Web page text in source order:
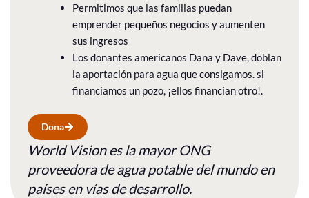
Permitimos que las familias puedan
emprender pequeños negocios y aumenten
sus ingresos
Los donantes americanos Dana y Dave, doblan
la aportación para agua que consigamos. si
financiamos un pozo, ¡ellos financian otro!.
Dona
World Vision es la mayor ONG
proveedora de agua potable del mundo en
países en vías de desarrollo.